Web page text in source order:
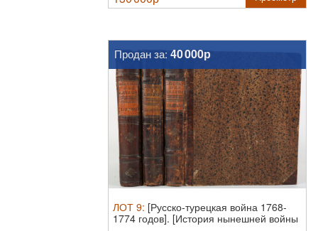
Продан за: 40 000р
ЛОТ 9: [Русско-турецкая война 1768-
1774 годов]. [История нынешней войны